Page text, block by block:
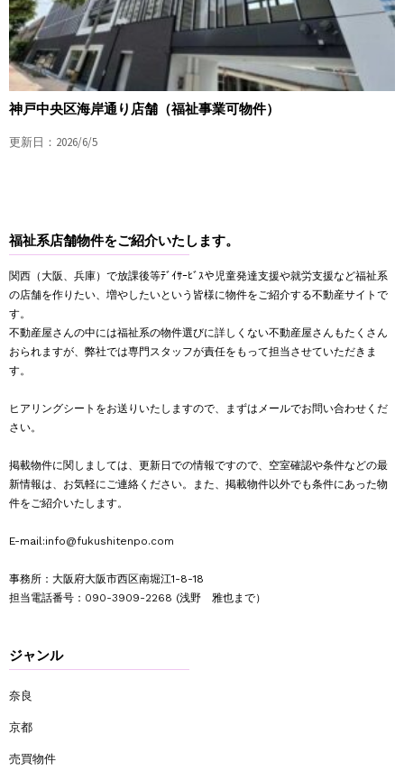
神戸中央区海岸通り店舗（福祉事業可物件）
更新日：2026/6/5
福祉系店舗物件をご紹介いたします。
関西（大阪、兵庫）で放課後等ﾃﾞｲｻｰﾋﾞｽや児童発達支援や就労支援など福祉系
の店舗を作りたい、増やしたいという皆様に物件をご紹介する不動産サイトで
す。
不動産屋さんの中には福祉系の物件選びに詳しくない不動産屋さんもたくさん
おられますが、弊社では専門スタッフが責任をもって担当させていただきま
す。
ヒアリングシートをお送りいたしますので、まずはメールでお問い合わせくだ
さい。
掲載物件に関しましては、更新日での情報ですので、空室確認や条件などの最
新情報は、お気軽にご連絡ください。また、掲載物件以外でも条件にあった物
件をご紹介いたします。
E-mail:info@fukushitenpo.com
事務所：大阪府大阪市西区南堀江1-8-18
担当電話番号： 090-3909-2268 (浅野 雅也まで）
ジャンル
奈良
京都
売買物件